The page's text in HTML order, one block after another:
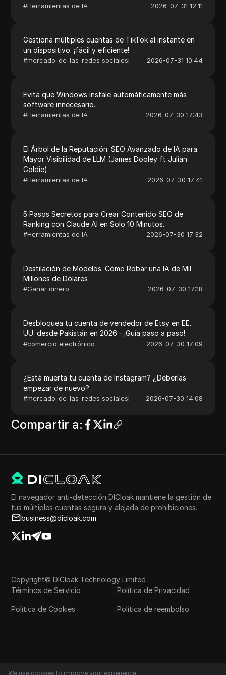
#Herramientas de IA 2026-07-31 12:11
Gestiona múltiples cuentas de TikTok al instante en
un dispositivo: ¡fácil y eficiente!
#mercado-de-las-redes socialesi 2026-07-31 10:44
Evita que Windows instale automáticamente más
software innecesario.
#Herramientas de IA 2026-07-30 17:43
El Árbol de la Reputación: SEO Avanzado de IA para
Mayor Visibilidad de LLM (James Dooley ft Julian
Goldie)
#Herramientas de IA 2026-07-30 17:41
5 Pasos Secretos para Crear Contenido SEO de
Ranking con Claude AI en Solo 10 Minutos.
#Herramientas de IA 2026-07-30 17:32
Destilación de Modelos: Cómo Robar una IA de Mil
Millones de Dólares
#Ganar dinero 2026-07-30 17:18
Desbloquea tu cuenta de vendedor de Etsy en EE.
UU. desde Pakistán en 2026 - ¡Guía paso a paso!
#comercio electrónico 2026-07-30 17:09
¿Está muerta tu cuenta de Instagram? ¿Deberías
empezar de nuevo?
#mercado-de-las-redes socialesi 2026-07-30 14:08
Compartir a:
El navegador anti-detección DICloak mantiene la gestión de
tus múltiples cuentas segura y alejada de prohibiciones.
business@dicloak.com
Copyright© DICloak Technology Limited
Términos de Servicio
Política de Privacidad
Política de Cookies Política de reembolso
We use cookies to improve your experience.